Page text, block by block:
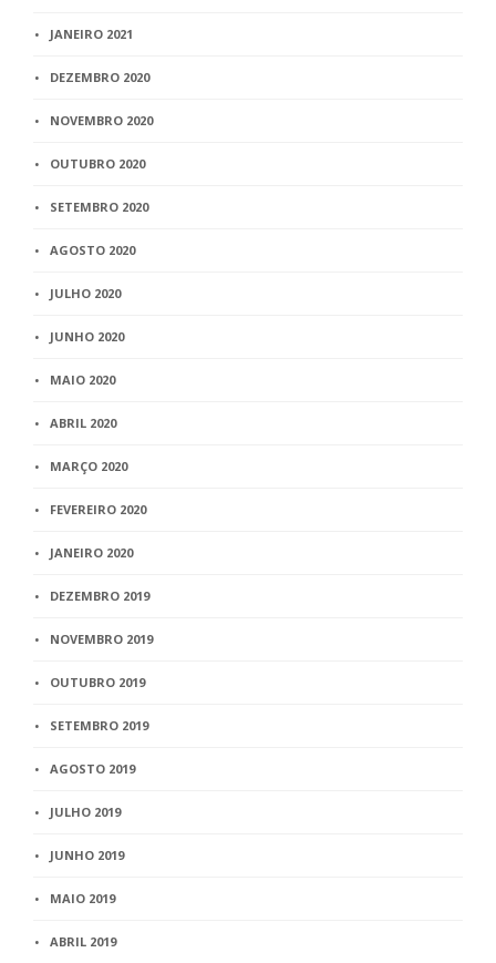
JANEIRO 2021
DEZEMBRO 2020
NOVEMBRO 2020
OUTUBRO 2020
SETEMBRO 2020
AGOSTO 2020
JULHO 2020
JUNHO 2020
MAIO 2020
ABRIL 2020
MARÇO 2020
FEVEREIRO 2020
JANEIRO 2020
DEZEMBRO 2019
NOVEMBRO 2019
OUTUBRO 2019
SETEMBRO 2019
AGOSTO 2019
JULHO 2019
JUNHO 2019
MAIO 2019
ABRIL 2019